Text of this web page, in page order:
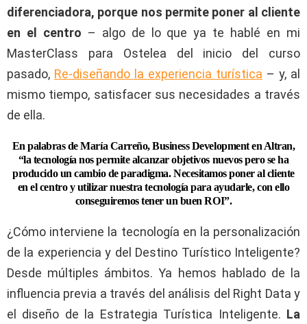
diferenciadora, porque nos permite poner al cliente
en el centro – algo de lo que ya te hablé en mi
MasterClass para Ostelea del inicio del curso
pasado, Re-diseñando la experiencia turística – y, al
mismo tiempo, satisfacer sus necesidades a través
de ella.
En palabras de María Carreño, Business Development en Altran,
“la tecnología nos permite alcanzar objetivos nuevos pero se ha
producido un cambio de paradigma. Necesitamos poner al cliente
en el centro y utilizar nuestra tecnología para ayudarle, con ello
conseguiremos tener un buen ROI”.
¿Cómo interviene la tecnología en la personalización
de la experiencia y del Destino Turístico Inteligente?
Desde múltiples ámbitos. Ya hemos hablado de la
influencia previa a través del análisis del Right Data y
el diseño de la Estrategia Turística Inteligente. La